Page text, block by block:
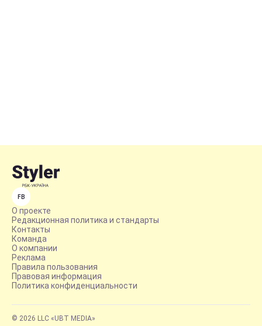
FB
О проекте
Редакционная политика и стандарты
Контакты
Команда
О компании
Реклама
Правила пользования
Правовая информация
Политика конфиденциальности
© 2026 LLC «UBT MEDIA»